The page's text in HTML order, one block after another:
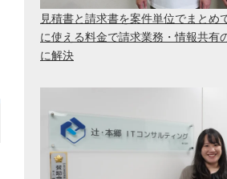
見積書と請求書を案件単位でまとめ
に使える料金で請求業務・情報共有
に解決